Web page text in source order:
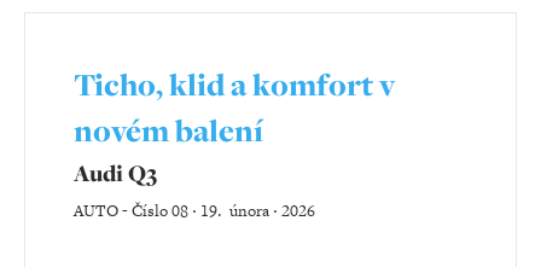
Ticho, klid a komfort v
novém balení
Audi Q3
AUTO-Číslo 08 ‧ 19. února ‧ 2026